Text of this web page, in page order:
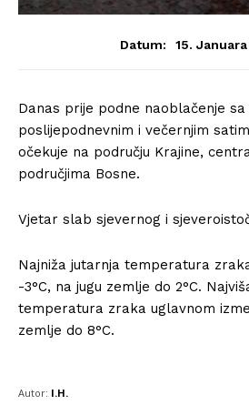
Datum: 15.
Danas prije podne naoblačenje sa
poslijepodnevnim i večernjim
očekuje na području Krajine,
područjima Bosne.
Vjetar slab sjevernog i
Najniža jutarnja temperatura
-3°C, na jugu zemlje do 2°C.
temperatura zraka uglavnom
zemlje do 8°C.
Autor: I.H.